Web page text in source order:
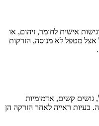
אישית לחומר, זיהום, או
אצל מטפל לא מנוסה, הזרקות
גושים קשים, אדמומיות
בעיות ראייה לאחר הזרקה הן